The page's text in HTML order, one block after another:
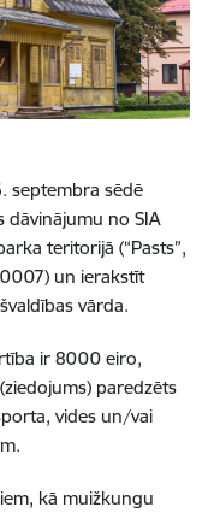
septembra sēdē
dāvinājumu no SIA
teritorijā (“Pasts”,
un ierakstīt
vārda.
ir 8000 eiro,
paredzēts
vides un/vai
kā muižkungu